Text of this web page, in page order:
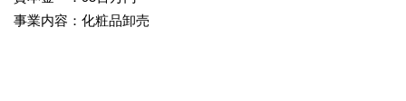
事業内容：化粧品卸売